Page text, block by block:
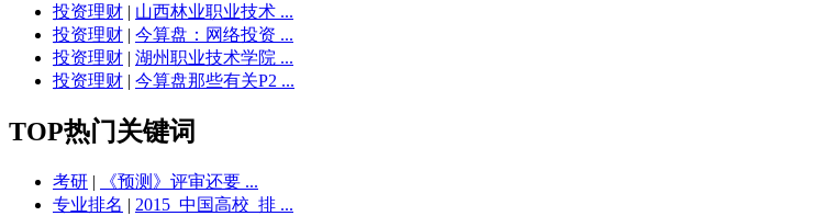
投资理财 | 山西林业职业技术 ...
投资理财 | 今算盘：网络投资 ...
投资理财 | 湖州职业技术学院 ...
投资理财 | 今算盘那些有关P2 ...
TOP热门关键词
考研 |
《预测》评审还要 ...
专业排名 | 2015_中国高校_排 ...